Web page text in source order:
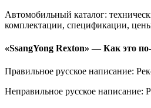
Автомобильный каталог:
комплектации, спецификации,
«SsangYong Rexton» — Как это
Правильное русское написание:
Неправильное русское написание: